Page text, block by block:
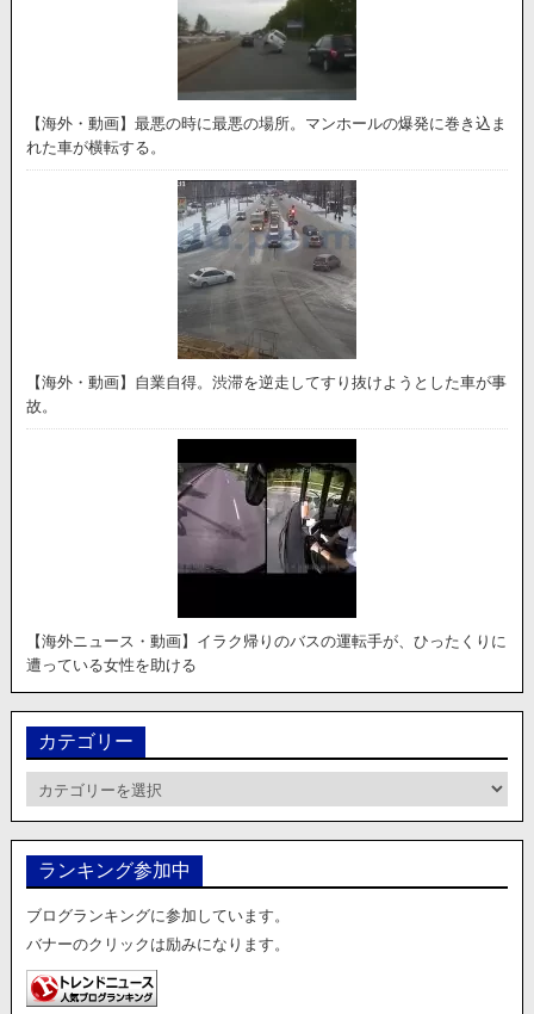
【海外・動画】最悪の時に最悪の場所。マンホールの爆発に巻き込ま
れた車が横転する。
【海外・動画】自業自得。渋滞を逆走してすり抜けようとした車が事
故。
【海外ニュース・動画】イラク帰りのバスの運転手が、ひったくりに
遭っている女性を助ける
カテゴリー
テ
リ
ランキング参加中
ブログランキングに参加しています。
バナーのクリックは励みになります。